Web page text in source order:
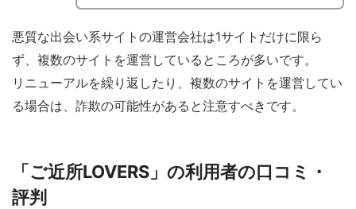
悪質な出会い系サイトの運営会社は1サイトだけに限ら
ず、複数のサイトを運営しているところが多いです。
リニューアルを繰り返したり、複数のサイトを運営してい
る場合は、詐欺の可能性があると注意すべきです。
「ご近所LOVERS」の利用者の口コミ・
評判